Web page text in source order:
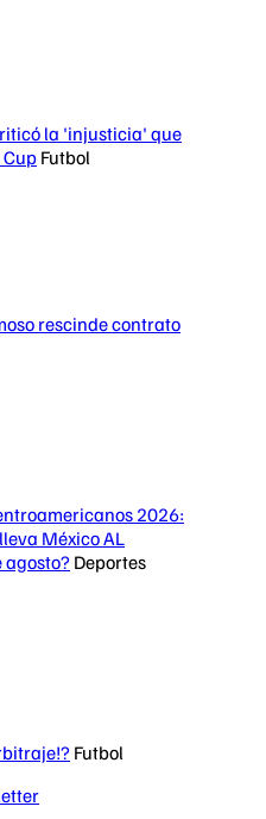
la 'injusticia' que
Cup Futbol
rescinde contrato
2026:
México AL
agosto? Deportes
Futbol